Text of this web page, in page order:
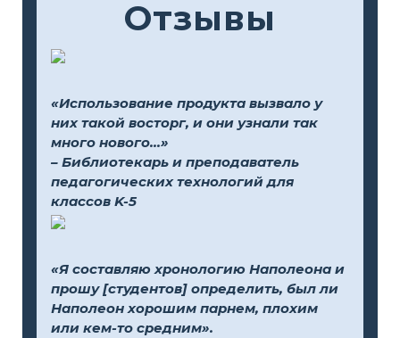
Отзывы
«Использование продукта вызвало у
них такой восторг, и они узнали так
много нового...»
– Библиотекарь и преподаватель
педагогических технологий для
классов K-5
«Я составляю хронологию Наполеона и
прошу [студентов] определить, был ли
Наполеон хорошим парнем, плохим
или кем-то средним».